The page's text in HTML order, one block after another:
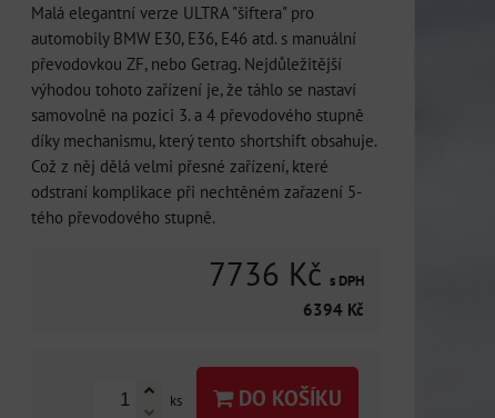
Malá elegantní verze ULTRA "šiftera" pro
automobily BMW E30, E36, E46 atd. s manuální
převodovkou ZF, nebo Getrag. Nejdůležitější
výhodou tohoto zařízení je, že táhlo se nastaví
samovolně na pozici 3. a 4 převodového stupně
díky mechanismu, který tento shortshift obsahuje.
Což z něj dělá velmi přesné zařízení, které
odstraní komplikace při nechtěném zařazení 5-
tého převodového stupně.
7736 Kč s DPH
6394 Kč
ks DO KOŠÍKU